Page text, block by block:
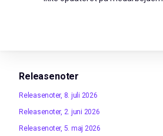
Releasenoter
Releasenoter, 8. juli 2026
Releasenoter, 2. juni 2026
Releasenoter, 5. maj 2026